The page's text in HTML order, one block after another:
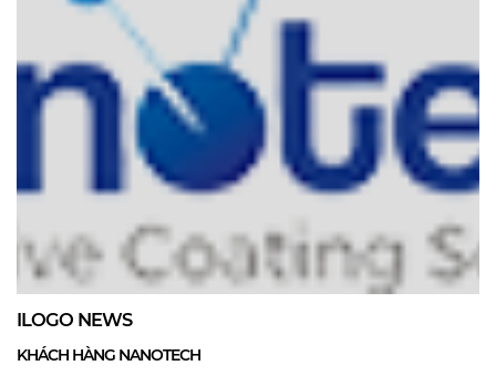
ILOGO NEWS
KHÁCH HÀNG NANOTECH